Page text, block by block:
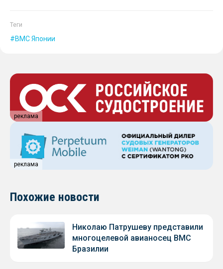
Теги
ВМС Японии
реклама
реклама
Похожие новости
Николаю Патрушеву представили
многоцелевой авианосец ВМС
Бразилии